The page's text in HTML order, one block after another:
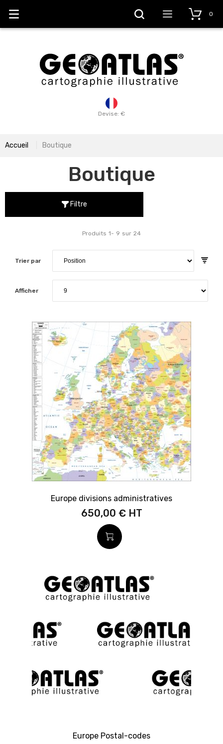
Devise: €
0
Accueil Boutique
Boutique
Filtre
Trier par
Produits 1- 9 sur 24
Afficher
Europe divisions administratives
650,00 €
Europe Postal-codes